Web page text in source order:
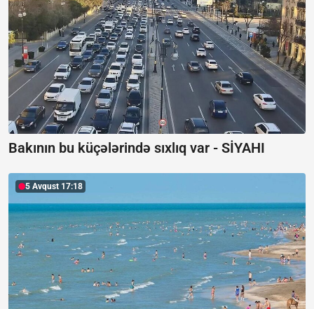
Bakının bu küçələrində sıxlıq var - SİYAHI
5 Avqust 17:18